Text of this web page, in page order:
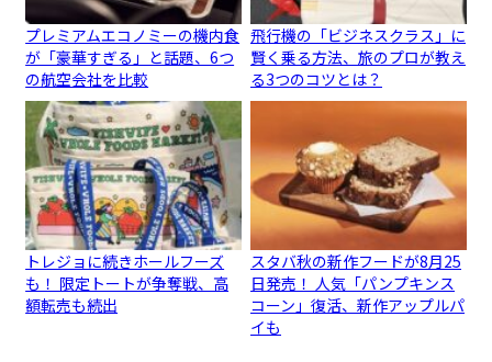
プレミアムエコノミーの機内食
が「豪華すぎる」と話題、6つ
の航空会社を比較
飛行機の「ビジネスクラス」に
賢く乗る方法、旅のプロが教え
る3つのコツとは？
トレジョに続きホールフーズ
も！ 限定トートが争奪戦、高
額転売も続出
スタバ秋の新作フードが8月25
日発売！ 人気「パンプキンス
コーン」復活、新作アップルパ
イも